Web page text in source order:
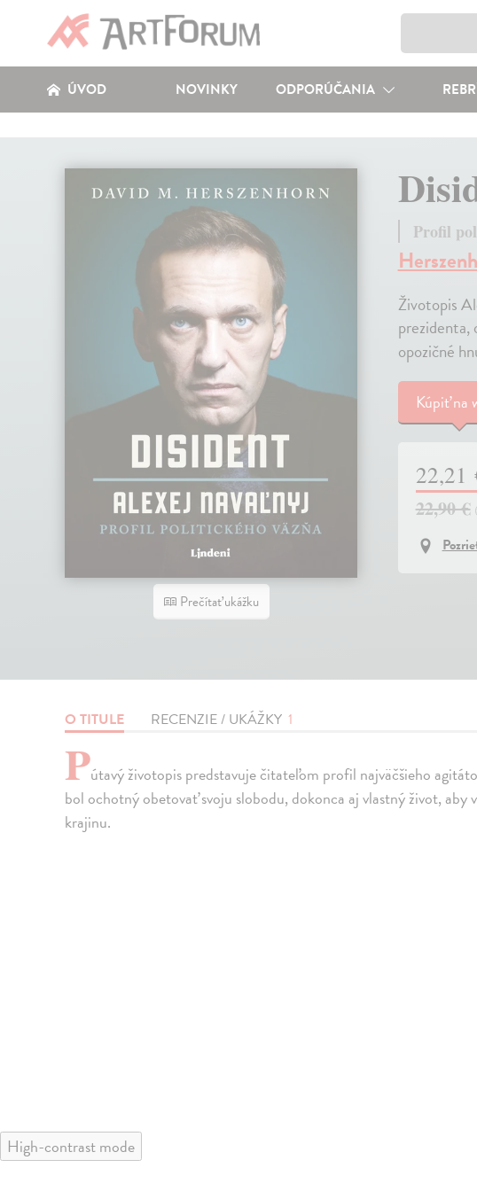
ÚVOD NOVINKY ODPORÚČANIA
Prečítať ukážku
Profil
Životopis
prezidenta,
opozičné
Kúpiťna
22,21
22,90 €
O TITULE RECENZIE / UKÁŽKY 1
Pútavý životopis predstavuje čitateľom profil najväčšieho
bol ochotný obetovať svoju slobodu, dokonca aj vlastný život, aby
krajinu.
High-contrast mode